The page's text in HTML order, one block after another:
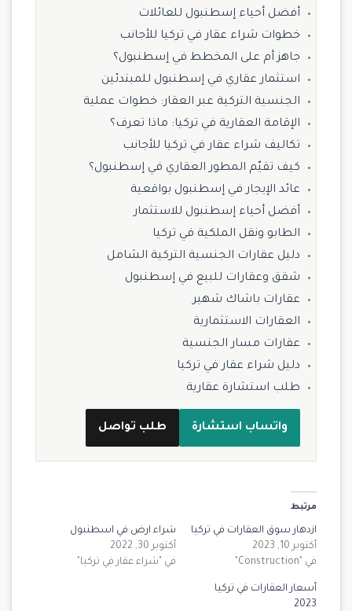
أفضل أحياء إسطنبول للعائلات
خطوات شراء عقار في تركيا للأجانب
جاهز أم على المخطط في إسطنبول؟
استثمار عقاري في إسطنبول للمبتدئين
الجنسية التركية عبر العقار: خطوات عملية
الإقامة العقارية في تركيا: ماذا تعرف؟
تكاليف شراء عقار في تركيا للأجانب
كيف تقيّم المطور العقاري في إسطنبول؟
عائد الإيجار في إسطنبول بواقعية
أفضل أحياء إسطنبول للاستثمار
الطابو ونقل الملكية في تركيا
دليل عقارات الجنسية التركية الشامل
شقق وعقارات للبيع في إسطنبول
عقارات باشاك شهير
العقارات الاستثمارية
عقارات مسار الجنسية
دليل شراء عقار في تركيا
طلب استشارة عقارية
واتساب استشارة طلب تواصل
مرتبط
ازدهار سوق العقارات في تركيا
أكتوبر 10, 2023
في "Construction"
شراء ارض في اسطنبول
أكتوبر 30, 2022
في "شراء عقار في تركيا"
أسعار العقارات في تركيا
2023